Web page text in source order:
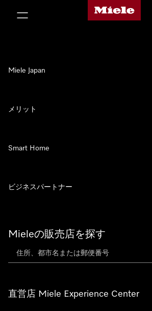
Mieleのホームページ
Mieleの販売店を探す
直営店 Miele Experience Center
Miele Japan
メリット
Smart Home
ビジネスパートナー